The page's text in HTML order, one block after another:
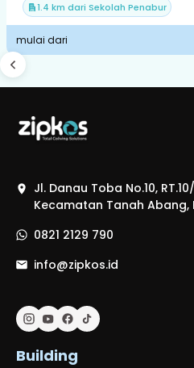
1.4 km dari Sekolah Penabur
mulai dari
Jl. Danau Toba No.10,
Kecamatan Tanah
0821 2129 790
info@zipkos.id
Building